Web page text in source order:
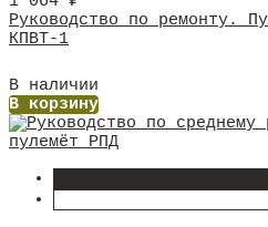
Руководство по ремонту.
КПВТ-1
В наличии
В корзину